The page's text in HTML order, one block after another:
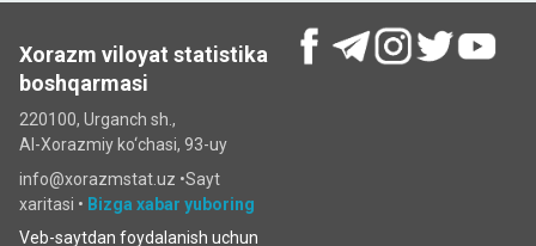
Xorazm viloyat statistika
boshqarmasi
220100, Urganch sh.,
Al-Xorazmiy ko‘chаsi, 93-uy
info@xorazmstat.uz •Sayt
xaritasi • Bizga xabar yuboring
Veb-saytdan foydalanish uchun